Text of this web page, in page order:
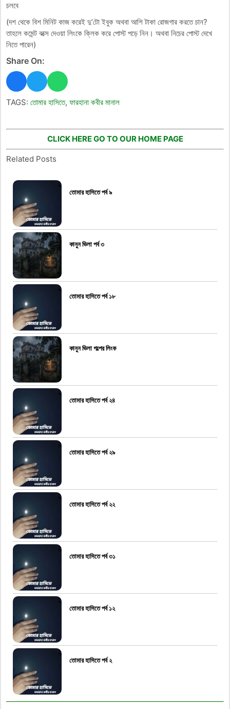
চলবে
(দশ থেকে বিশ মিনিট কাজ করেই দু’টো ইবুক অথবা আশি টাকা রোজগার করতে চান?
তাহলে কমেন্ট বক্সে দেওয়া লিংকে ক্লিক করে পোস্ট পড়ে নিন। অথবা নিচের পোস্ট দেখে
নিতে পারেন)
Share On:
TAGS: তোমার হাসিতে, ফারহানা কবীর মানাল
CLICK HERE GO TO OUR HOME PAGE
Related Posts
তোমার হাসিতে পর্ব ৯
কানুন ভিলা পর্ব ৩
তোমার হাসিতে পর্ব ১৮
কানুন ভিলা গল্পের লিংক
তোমার হাসিতে পর্ব ২৪
তোমার হাসিতে পর্ব ২৯
তোমার হাসিতে পর্ব ২২
তোমার হাসিতে পর্ব ৩১
তোমার হাসিতে পর্ব ১২
তোমার হাসিতে পর্ব ২